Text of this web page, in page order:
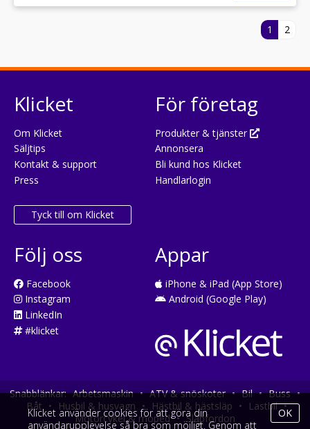
1 2
Klicket
Om Klicket
Säljtips
Kontakt & support
Press
Tyck till om Klicket
För företag
Produkter & tjänster
Annonsera
Bli kund hos Klicket
Handlarlogin
Följ oss
Facebook
Instagram
LinkedIn
#klicket
Appar
iPhone & iPad (App Store)
Android (Google Play)
Snabblänkar: Arbetsmaskin • ATV & snöskoter • Bil • Buss •
Båt • Husbil & husvagn • Hästbil & hästsläp • Lastbil •
Motorcykel & moped • Släpfordon
Klicket använder cookies för att göra din
användarupplevelse så bra som möjligt. Genom att
OK